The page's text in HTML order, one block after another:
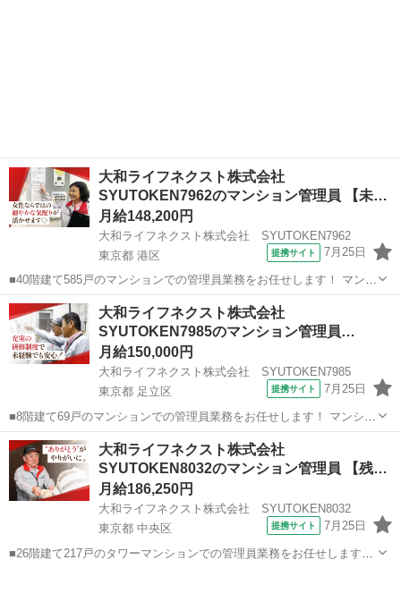
大和ライフネクスト株式会社
SYUTOKEN7962のマンション管理員 【未
経…
月給148,200円
大和ライフネクスト株式会社 SYUTOKEN7962
東京都 港区
提携サイト 7月25日
■40階建て585戸のマンションでの管理員業務をお任せします！ マンシ
ョンにお住まいの方々の快適な暮らしを支える大切な仕事です。 具体
的には ・受付業務（来訪者の応対、お住まいのお客様からのお問い合
わせ・ご相談など） ・共...
東京 港区 マンション管理
大和ライフネクスト株式会社
SYUTOKEN7985のマンション管理員
【We…
月給150,000円
大和ライフネクスト株式会社 SYUTOKEN7985
東京都 足立区
提携サイト 7月25日
■8階建て69戸のマンションでの管理員業務をお任せします！ マンショ
ンにお住まいの方々の快適な暮らしを支える大切な仕事です。 具体的
には ・受付業務（来訪者の応対、お住まいのお客様からのお問い合わ
せ・ご相談など） ・共用部...
東京 足立区 マンション管理
大和ライフネクスト株式会社
SYUTOKEN8032のマンション管理員 【残
業…
月給186,250円
大和ライフネクスト株式会社 SYUTOKEN8032
東京都 中央区
提携サイト 7月25日
■26階建て217戸のタワーマンションでの管理員業務をお任せします！